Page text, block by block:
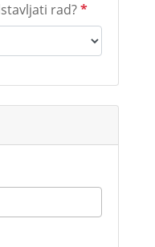
rad?*